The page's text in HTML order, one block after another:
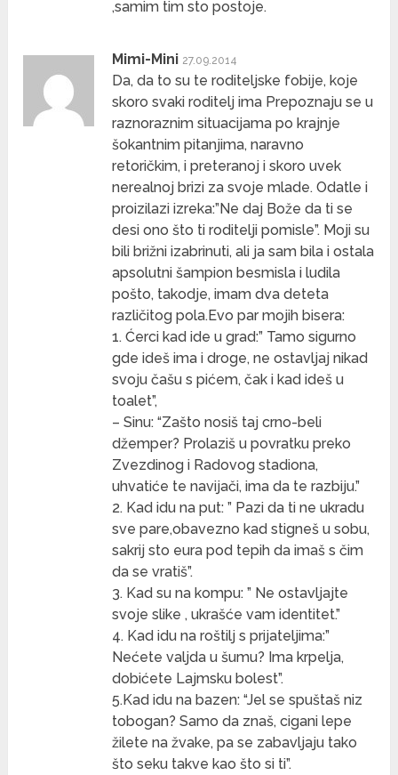
,samim tim sto postoje.
Mimi-Mini 27.09.2014
Da, da to su te roditeljske fobije, koje
skoro svaki roditelj ima Prepoznaju se u
raznoraznim situacijama po krajnje
šokantnim pitanjima, naravno
retoričkim, i preteranoj i skoro uvek
nerealnoj brizi za svoje mlade. Odatle i
proizilazi izreka:”Ne daj Bože da ti se
desi ono što ti roditelji pomisle”. Moji su
bili brižni izabrinuti, ali ja sam bila i ostala
apsolutni šampion besmisla i ludila
pošto, takodje, imam dva deteta
različitog pola.Evo par mojih bisera:
1. Ćerci kad ide u grad:” Tamo sigurno
gde ideš ima i droge, ne ostavljaj nikad
svoju čašu s pićem, čak i kad ideš u
toalet”,
– Sinu: “Zašto nosiš taj crno-beli
džemper? Prolaziš u povratku preko
Zvezdinog i Radovog stadiona,
uhvatiće te navijači, ima da te razbiju.”
2. Kad idu na put: ” Pazi da ti ne ukradu
sve pare,obavezno kad stigneš u sobu,
sakrij sto eura pod tepih da imaš s čim
da se vratiš”.
3. Kad su na kompu: ” Ne ostavljajte
svoje slike , ukrašće vam identitet.”
4. Kad idu na roštilj s prijateljima:”
Nećete valjda u šumu? Ima krpelja,
dobićete Lajmsku bolest”.
5.Kad idu na bazen: “Jel se spuštaš niz
tobogan? Samo da znaš, cigani lepe
žilete na žvake, pa se zabavljaju tako
što seku takve kao što si ti”.